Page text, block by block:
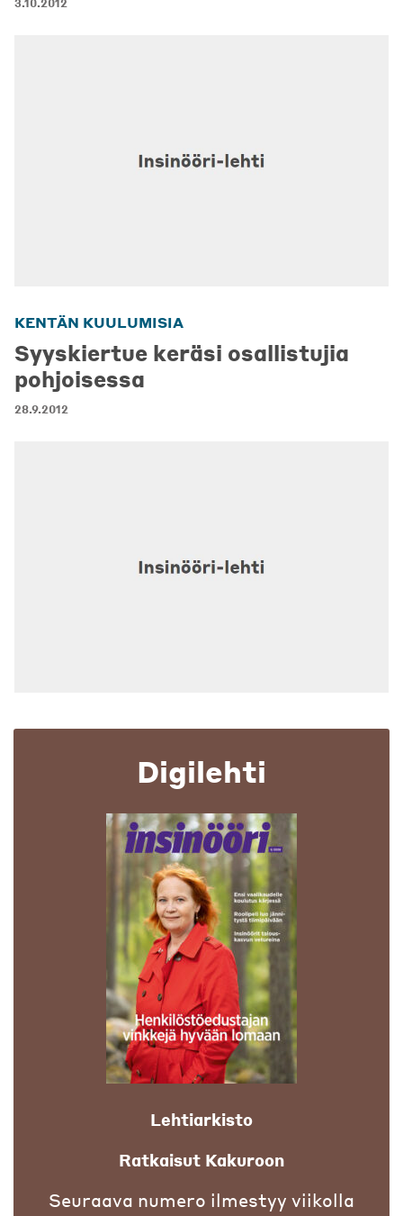
3.10.2012
KENTÄN KUULUMISIA
Syyskiertue keräsi osallistujia
pohjoisessa
28.9.2012
Digilehti
Lehtiarkisto
Ratkaisut Kakuroon
Seuraava numero ilmestyy viikolla